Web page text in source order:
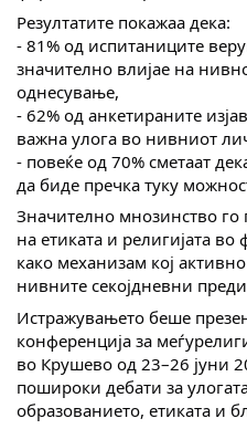
Резултатите покажаа дека:
- 81% од испитаниците
значително влијае на
однесување,
- 62% од анкетираните
важна улога во нивниот
- повеќе од 70% сметаат
да биде пречка туку
Значително мнозинство
на етиката и религијата
како механизам кој
нивните секојдневни
Истражувањето беше
конференција за
во Крушево од 23–26 јуни
пошироки дебати за
образованието, етиката и